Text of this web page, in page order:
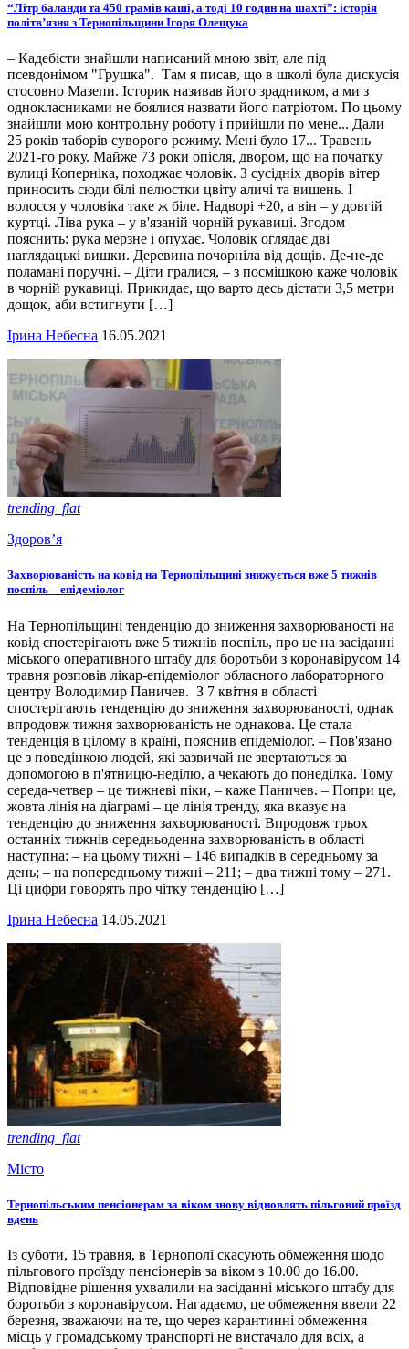
“Літр баланди та 450 грамів каші, а тоді 10 годин на шахті”: історія
політв’язня з Тернопільщини Ігоря Олещука
– Кадебісти знайшли написаний мною звіт, але під
псевдонімом "Грушка". Там я писав, що в школі була дискусія
стосовно Мазепи. Історик називав його зрадником, а ми з
однокласниками не боялися назвати його патріотом. По цьому
знайшли мою контрольну роботу і прийшли по мене... Дали
25 років таборів суворого режиму. Мені було 17... Травень
2021-го року. Майже 73 роки опісля, двором, що на початку
вулиці Коперніка, походжає чоловік. З сусідніх дворів вітер
приносить сюди білі пелюстки цвіту аличі та вишень. І
волосся у чоловіка таке ж біле. Надворі +20, а він – у довгій
куртці. Ліва рука – у в'язаній чорній рукавиці. Згодом
пояснить: рука мерзне і опухає. Чоловік оглядає дві
наглядацькі вишки. Деревина почорніла від дощів. Де-не-де
поламані поручні. – Діти гралися, – з посмішкою каже чоловік
в чорній рукавиці. Прикидає, що варто десь дістати 3,5 метри
дощок, аби встигнути […]
Ірина Небесна 16.05.2021
trending_flat
Здоров’я
Захворюваність на ковід на Тернопільщині знижується вже 5 тижнів
поспіль – епідеміолог
На Тернопільщині тенденцію до зниження захворюваності на
ковід спостерігають вже 5 тижнів поспіль, про це на засіданні
міського оперативного штабу для боротьби з коронавірусом 14
травня розповів лікар-епідеміолог обласного лабораторного
центру Володимир Паничев. З 7 квітня в області
спостерігають тенденцію до зниження захворюваності, однак
впродовж тижня захворюваність не однакова. Це стала
тенденція в цілому в країні, пояснив епідеміолог. – Пов'язано
це з поведінкою людей, які зазвичай не звертаються за
допомогою в п'ятницю-неділю, а чекають до понеділка. Тому
середа-четвер – це тижневі піки, – каже Паничев. – Попри це,
жовта лінія на діаграмі – це лінія тренду, яка вказує на
тенденцію до зниження захворюваності. Впродовж трьох
останніх тижнів середньоденна захворюваність в області
наступна: – на цьому тижні – 146 випадків в середньому за
день; – на попередньому тижні – 211; – два тижні тому – 271.
Ці цифри говорять про чітку тенденцію […]
Ірина Небесна 14.05.2021
trending_flat
Місто
Тернопільським пенсіонерам за віком знову відновлять пільговий проїзд
вдень
Із суботи, 15 травня, в Тернополі скасують обмеження щодо
пільгового проїзду пенсіонерів за віком з 10.00 до 16.00.
Відповідне рішення ухвалили на засіданні міського штабу для
боротьби з коронавірусом. Нагадаємо, це обмеження ввели 22
березня, зважаючи на те, що через карантинні обмеження
місць у громадському транспорті не вистачало для всіх, а